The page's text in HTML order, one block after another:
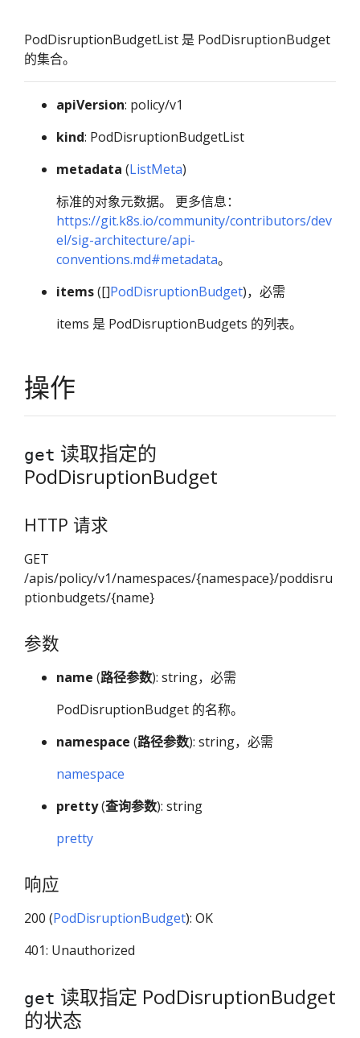
PodDisruptionBudgetList 是 PodDisruptionBudget
的集合。
apiVersion: policy/v1
kind: PodDisruptionBudgetList
metadata (ListMeta)
标准的对象元数据。 更多信息：
https://git.k8s.io/community/contributors/dev
el/sig-architecture/api-
conventions.md#metadata。
items([]PodDisruptionBudget)，必需
items 是 PodDisruptionBudgets 的列表。
操作
get 读取指定的
PodDisruptionBudget
HTTP 请求
GET
/apis/policy/v1/namespaces/{namespace}/poddisru
ptionbudgets/{name}
参数
name (路径参数): string，必需
PodDisruptionBudget 的名称。
namespace (路径参数): string，必需
namespace
pretty(查询参数): string
pretty
响应
200 (PodDisruptionBudget): OK
401: Unauthorized
get 读取指定 PodDisruptionBudget
的状态